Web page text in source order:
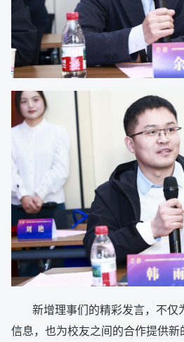
新增理事们的精彩发言，不仅
信息，也为校友之间的合作提供